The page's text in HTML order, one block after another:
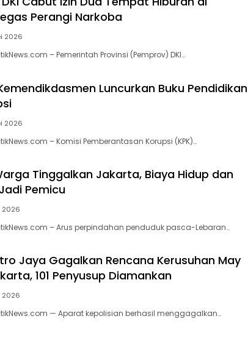
Perangi Narkoba
2026
– Pemerintah Provinsi (Pemprov) DKI…
Luncurkan Buku Pendidikan
2026
– Komisi Pemberantasan Korupsi (KPK)…
Tinggalkan Jakarta, Biaya Hidup dan
Pemicu
2026
– Arus perpindahan penduduk pasca-Lebaran…
Jaya Gagalkan Rencana Kerusuhan May
101 Penyusup Diamankan
2026
— Aparat kepolisian berhasil menggagalkan…